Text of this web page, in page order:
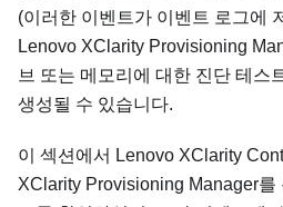
(이러한 이벤트가 이벤트 로그에
Lenovo XClarity Provisioning
브 또는 메모리에 대한 진단 테스
생성될 수 있습니다.
이 섹션에서 Lenovo XClarity
XClarity Provisioning Manager를